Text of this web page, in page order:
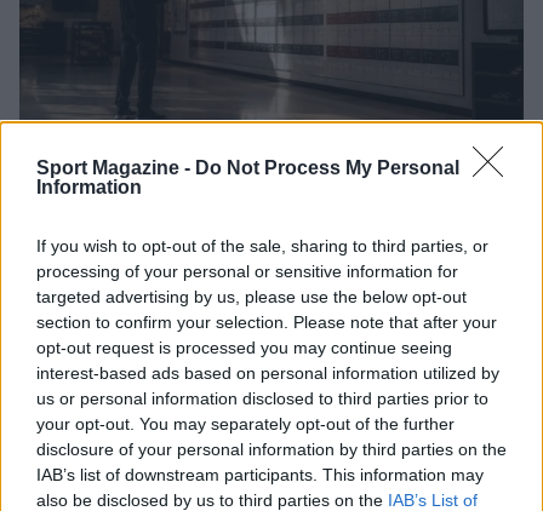
Sport Magazine - Do Not Process My Personal
Information
If you wish to opt-out of the sale, sharing to third parties, or
processing of your personal or sensitive information for
targeted advertising by us, please use the below opt-out
section to confirm your selection. Please note that after your
opt-out request is processed you may continue seeing
interest-based ads based on personal information utilized by
us or personal information disclosed to third parties prior to
your opt-out. You may separately opt-out of the further
disclosure of your personal information by third parties on the
IAB’s list of downstream participants. This information may
also be disclosed by us to third parties on the IAB’s List of
Ilaria Mauri · 6 Ago 2026
BASKET